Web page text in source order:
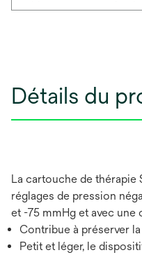
Détails du
La cartouche de thérapie
réglages de pression
et -75 mmHg et avec une
Contribue à préserver
Petit et léger, le